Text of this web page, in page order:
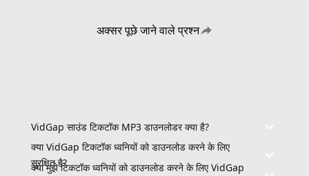
अक्सर पूछे जाने वाले प्रश्न
VidGap साउंड टिकटॉक MP3 डाउनलोडर क्या है?
क्या VidGap टिकटॉक ध्वनियों को डाउनलोड करने के लिए
सुरक्षित है?
क्या मुझे टिकटॉक ध्वनियों को डाउनलोड करने के लिए VidGap